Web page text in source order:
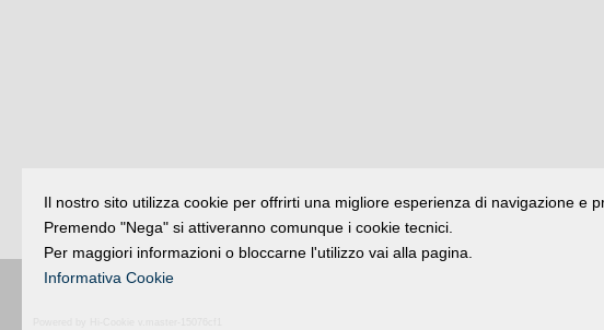
Il nostro sito utilizza cookie per offrirti una migliore esperienza di navigazione e
Premendo "Nega" si attiveranno comunque i cookie tecnici.
Per maggiori informazioni o bloccarne l'utilizzo vai alla pagina.
Informativa Cookie